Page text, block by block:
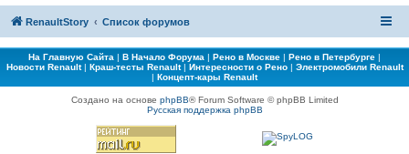
RenaultStory Список форумов
На Главную Сайта | В Начало Форума | Рено в Москве | Рено в Петербурге |
Новости Renault| Краш-тесты Renault| Интересности о Рено| Электромобили Renault
| Концепт-кары Renault
Создано на основе phpBB® Forum Software © phpBB Limited
Русская поддержка phpBB